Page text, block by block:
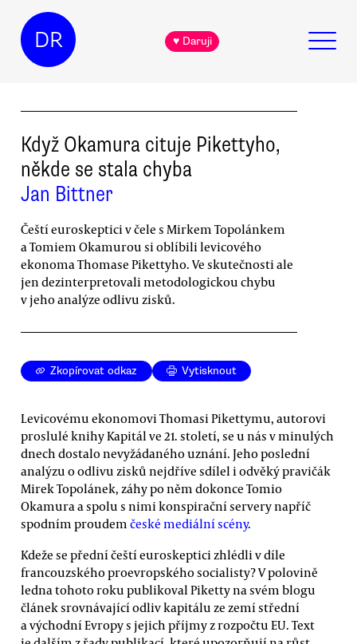
DR ♥ Daruji
Když Okamura cituje Pikettyho,
někde se stala chyba
Jan Bittner
Čeští euroskeptici v čele s Mirkem Topolánkem
a Tomiem Okamurou si oblíbili levicového
ekonoma Thomase Pikettyho. Ve skutečnosti ale
jen dezinterpretovali metodologickou chybu
v jeho analýze odlivu zisků.
Zkopírovat odkaz Vytisknout
Levicovému ekonomovi Thomasi Pikettymu, autorovi
proslulé knihy Kapitál ve 21. století, se u nás v minulých
dnech dostalo nevyžádaného uznání. Jeho poslední
analýzu o odlivu zisků nejdříve sdílel i odvěký pravičák
Mirek Topolánek, záhy po něm dokonce Tomio
Okamura a spolu s nimi konspirační servery napříč
spodním proudem české mediální scény.
Kdeže se přední čeští euroskeptici zhlédli v díle
francouzského proevropského socialisty? V polovině
ledna tohoto roku publikoval Piketty na svém blogu
článek srovnávající odliv kapitálu ze zemí střední
a východní Evropy s jejich příjmy z rozpočtu EU. Text